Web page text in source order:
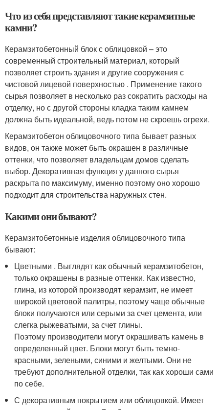
Что из себя представляют такие керамзитные
камни?
Керамзитобетонный блок с облицовкой – это
современный строительный материал, который
позволяет строить здания и другие сооружения с
чистовой лицевой поверхностью . Применение такого
сырья позволяет в несколько раз сократить расходы на
отделку, но с другой стороны кладка таким камнем
должна быть идеальной, ведь потом не скроешь огрехи.
Керамзитобетон облицовочного типа бывает разных
видов, он также может быть окрашен в различные
оттенки, что позволяет владельцам домов сделать
выбор. Декоративная функция у данного сырья
раскрыта по максимуму, именно поэтому оно хорошо
подходит для строительства наружных стен.
Какими они бывают?
Керамзитобетонные изделия облицовочного типа
бывают:
Цветными . Выглядят как обычный керамзитобетон,
только окрашены в разные оттенки. Как известно,
глина, из которой производят керамзит, не имеет
широкой цветовой палитры, поэтому чаще обычные
блоки получаются или серыми за счет цемента, или
слегка рыжеватыми, за счет глины.
Поэтому производители могут окрашивать камень в
определенный цвет. Блоки могут быть темно-
красными, зелеными, синими и желтыми. Они не
требуют дополнительной отделки, так как хороши сами
по себе.
С декоративным покрытием или облицовкой. Имеет